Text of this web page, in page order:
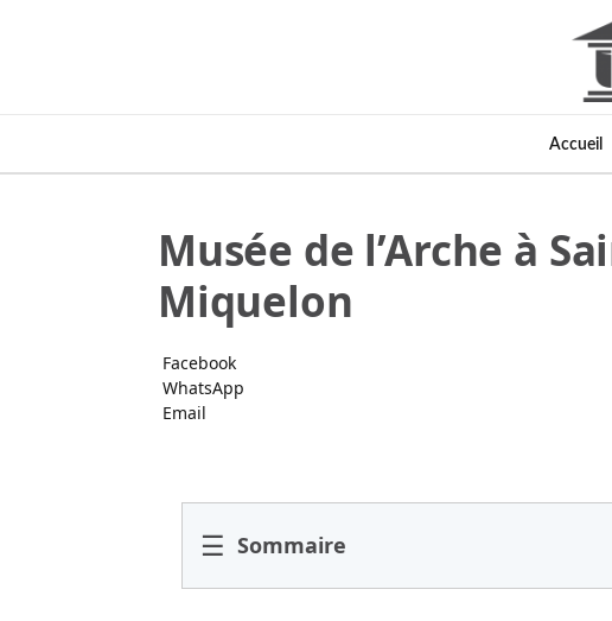
Accueil
Musée de l’Arche à
Miquelon
Facebook
WhatsApp
Email
☰ Sommaire